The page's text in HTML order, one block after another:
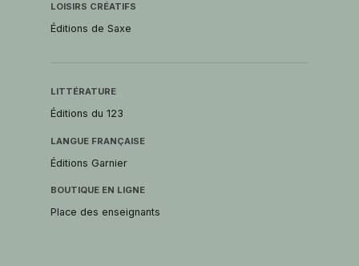
LOISIRS CRÉATIFS
Éditions de Saxe
LITTÉRATURE
Éditions du 123
LANGUE FRANÇAISE
Éditions Garnier
BOUTIQUE EN LIGNE
Place des enseignants